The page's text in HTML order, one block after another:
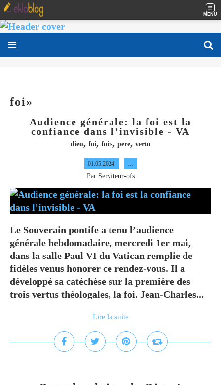
MENU
foi»
Audience générale: la foi est la
confiance dans l’invisible - VA
dieu, foi, foi», pere, vertu
01.05.2024 …
Par Serviteur-ofs
Le Souverain pontife a tenu l’audience
générale hebdomadaire, mercredi 1er mai,
dans la salle Paul VI du Vatican remplie de
fidèles venus honorer ce rendez-vous. Il a
développé sa catéchèse sur la première des
trois vertus théologales, la foi. Jean-Charles...
Lire la suite